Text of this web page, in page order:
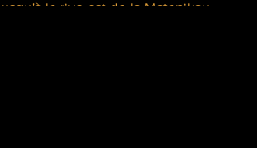
la rive est de la Matanikau,